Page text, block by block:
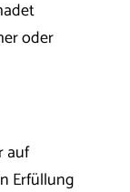
oder
auf
Erfüllung